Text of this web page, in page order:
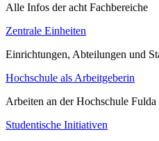
Alle Infos der acht Fachbereiche
Zentrale Einheiten
Einrichtungen, Abteilungen und
Hochschule als Arbeitgeberin
Arbeiten an der Hochschule Fulda
Studentische Initiativen